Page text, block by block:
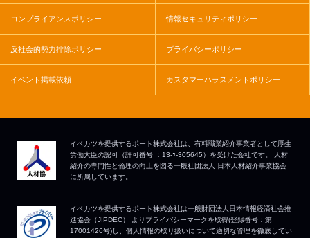
コンプライアンスポリシー 情報セキュリティポリシー
反社会的勢力排除ポリシー プライバシーポリシー
イベント掲載依頼 カスタマーハラスメントポリシー